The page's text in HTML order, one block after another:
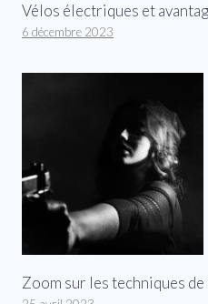
Vélos électriques et
6 décembre 2023
Zoom sur les techniques